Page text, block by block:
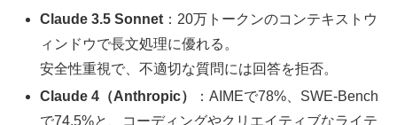
Claude 3.5 Sonnet ：20万トークンのコンテキストウ
ィンドウで長文処理に優れる。
安全性重視で、不適切な質問には回答を拒否。
Claude 4（Anthropic）
：AIMEで78%、SWE-Bench
で74.5%と、コーディングやクリエイティブなライテ